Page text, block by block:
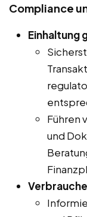
Compliance
Einhaltung
Führen
und